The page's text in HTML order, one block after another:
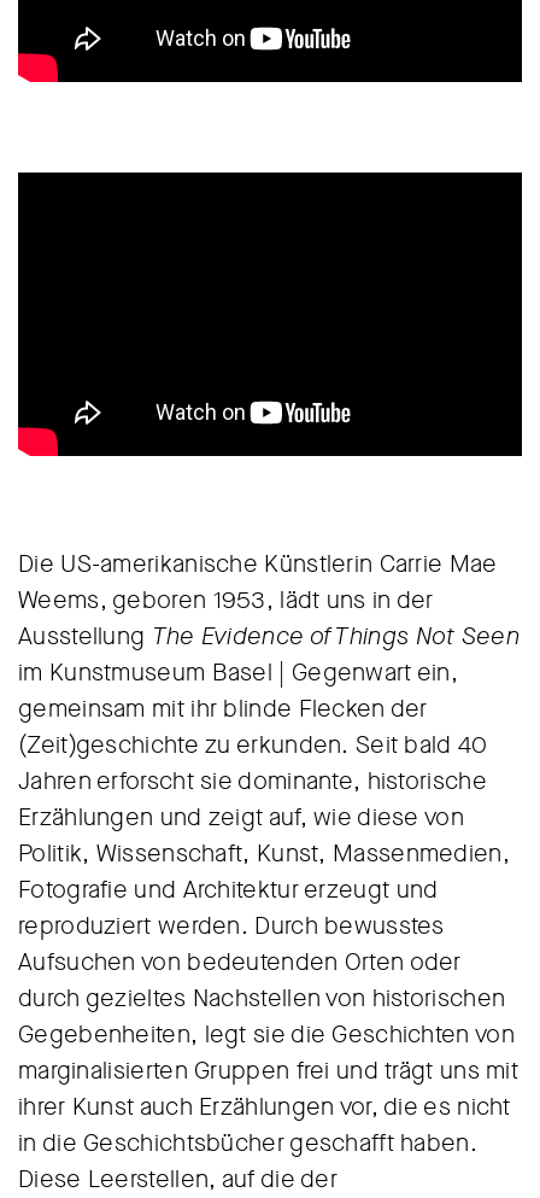
Die US-amerikanische Künstlerin Carrie Mae
Weems, geboren 1953, lädt uns in der
Ausstellung The Evidence of Things Not Seen
im Kunstmuseum Basel | Gegenwart ein,
gemeinsam mit ihr blinde Flecken der
(Zeit)geschichte zu erkunden. Seit bald 40
Jahren erforscht sie dominante, historische
Erzählungen und zeigt auf, wie diese von
Politik, Wissenschaft, Kunst, Massenmedien,
Fotografie und Architektur erzeugt und
reproduziert werden. Durch bewusstes
Aufsuchen von bedeutenden Orten oder
durch gezieltes Nachstellen von historischen
Gegebenheiten, legt sie die Geschichten von
marginalisierten Gruppen frei und trägt uns mit
ihrer Kunst auch Erzählungen vor, die es nicht
in die Geschichtsbücher geschafft haben.
Diese Leerstellen, auf die der